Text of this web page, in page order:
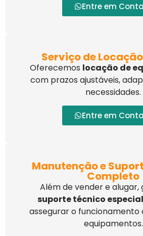
Entre em
Serviço de
Oferecemos locação de
com prazos ajustáveis,
necessidades.
Entre em
Manutenção e
Completo
Além de vender e alugar,
suporte técnico
assegurar o funcionamento
equipamentos.